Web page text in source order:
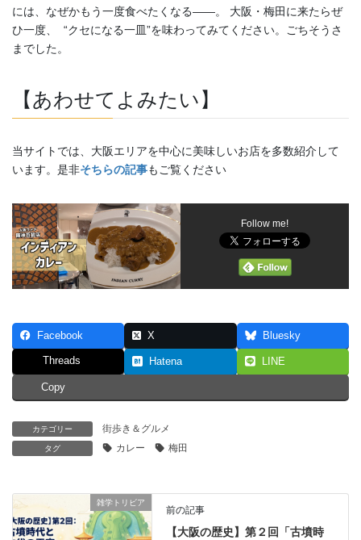
には、なぜかもう一度食べたくなる――。 大阪・梅田に来たらぜ
ひ一度、 “クセになる一皿”を味わってみてください。ごちそうさ
までした。
【あわせてよみたい】
当サイトでは、大阪エリアを中心に美味しいお店を多数紹介して
います。是非そちらの記事もご覧ください
Follow me!
Facebook X Bluesky
Threads Hatena LINE
Copy
カテゴリー 街歩き＆グルメ
タグ カレー 梅田
雑学トリビア
前の記事
【大阪の歴史】第２回「古墳時